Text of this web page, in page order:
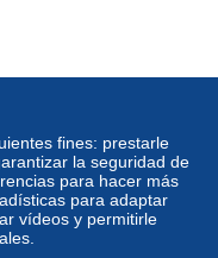
no pagada
se considerarán
la página web
en las
aplicables.
plazo de14
fines: prestarle
la seguridad de
para hacer más
para adaptar
vídeos y permitirle